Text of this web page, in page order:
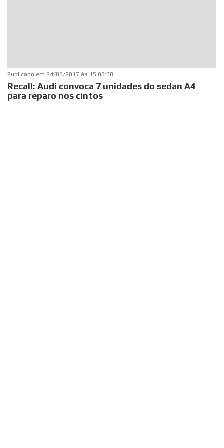
Publicado em 24/03/2017 às 15:08:38
Recall: Audi convoca 7 unidades do sedan A4
para reparo nos cintos